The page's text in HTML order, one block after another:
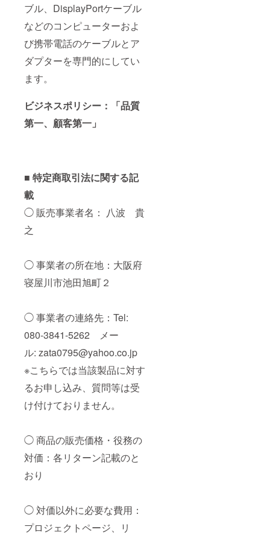
ブル、DisplayPortケーブル
などのコンピューターおよ
び携帯電話のケーブルとア
ダプターを専門的にしてい
ます。
ビジネスポリシー：「品質
第一、顧客第一」
■ 特定商取引法に関する記
載
◯ 販売事業者名： 八波 貴
之
◯ 事業者の所在地：大阪府
寝屋川市池田旭町２
◯ 事業者の連絡先：Tel:
080-3841-5262 メー
ル: zata0795@yahoo.co.jp
※こちらでは当該製品に対す
るお申し込み、質問等は受
け付けておりません。
◯ 商品の販売価格・役務の
対価：各リターン記載のと
おり
◯ 対価以外に必要な費用：
プロジェクトページ、リ